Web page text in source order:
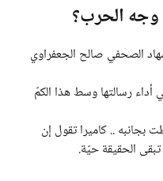
وجه الحرب؟
الصحفي صالح الجعفراوي
أداء رسالتها وسط هذا الكمّ
بجانبه .. كاميرا تقول إن
الحقيقة حيّة.